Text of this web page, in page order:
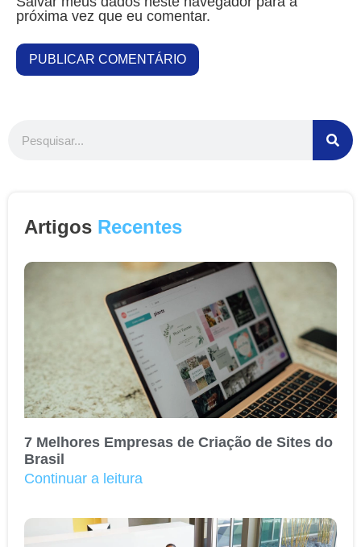
próxima vez que eu comentar.
Artigos Recentes
7 Melhores Empresas de Criação de Sites do
Brasil
Continuar a leitura